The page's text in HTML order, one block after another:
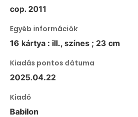
cop. 2011
Egyéb információk
16 kártya : ill., színes ; 23 cm
Kiadás pontos dátuma
2025.04.22
Kiadó
Babilon